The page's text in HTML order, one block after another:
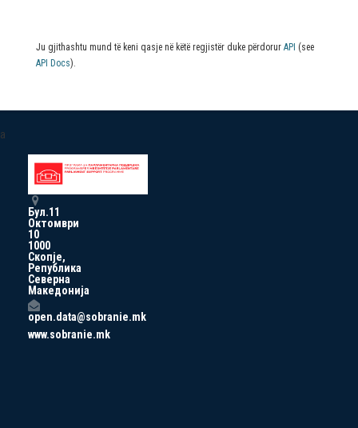
Ju gjithashtu mund të keni qasje në këtë regjistër duke përdorur API (see
API Docs).
a
Бул.11
Октомври
10
1000
Скопје,
Република
Северна
Македонија
open.data@sobranie.mk
www.sobranie.mk